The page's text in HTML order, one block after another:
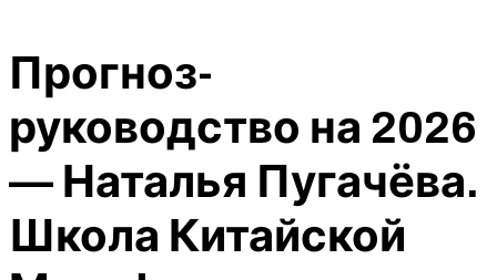
Прогноз-
руководство на 2026
— Наталья Пугачёва.
Школа Китайской